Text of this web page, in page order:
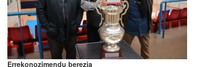
Errekonozimendu berezia